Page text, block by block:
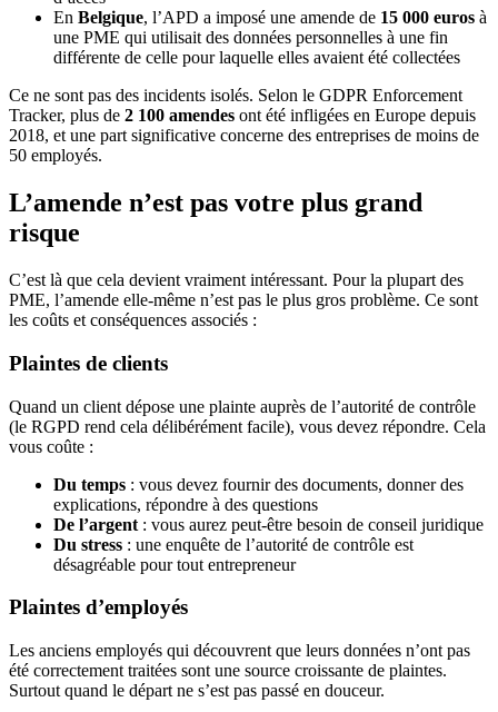
En Belgique, l’APD a imposé une amende de 15 000 euros à
une PME qui utilisait des données personnelles à une fin
différente de celle pour laquelle elles avaient été collectées
Ce ne sont pas des incidents isolés. Selon le GDPR Enforcement
Tracker, plus de 2 100 amendes ont été infligées en Europe depuis
2018, et une part significative concerne des entreprises de moins de
50 employés.
L’amende n’est pas votre plus grand
risque
C’est là que cela devient vraiment intéressant. Pour la plupart des
PME, l’amende elle-même n’est pas le plus gros problème. Ce sont
les coûts et conséquences associés :
Plaintes de clients
Quand un client dépose une plainte auprès de l’autorité de contrôle
(le RGPD rend cela délibérément facile), vous devez répondre. Cela
vous coûte :
Du temps : vous devez fournir des documents, donner des
explications, répondre à des questions
De l’argent : vous aurez peut-être besoin de conseil juridique
Du stress : une enquête de l’autorité de contrôle est
désagréable pour tout entrepreneur
Plaintes d’employés
Les anciens employés qui découvrent que leurs données n’ont pas
été correctement traitées sont une source croissante de plaintes.
Surtout quand le départ ne s’est pas passé en douceur.